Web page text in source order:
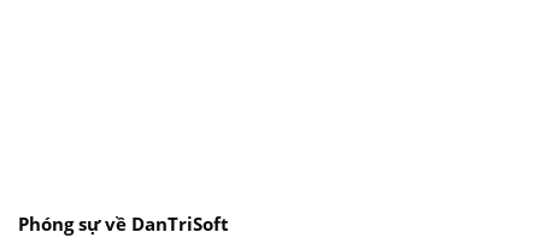
Phóng sự về DanTriSoft